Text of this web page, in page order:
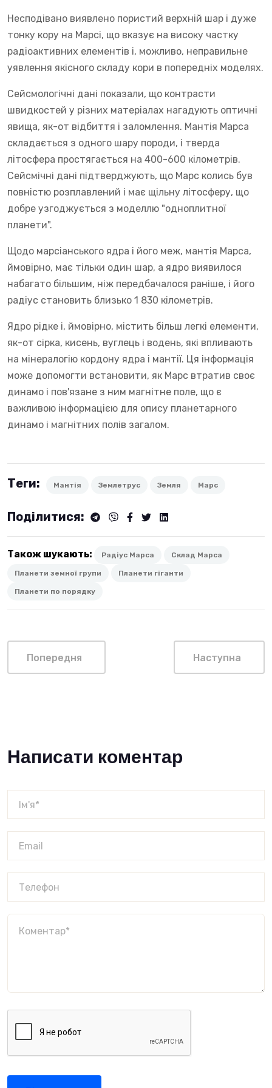
Несподівано виявлено пористий верхній шар і дуже
тонку кору на Марсі, що вказує на високу частку
радіоактивних елементів і, можливо, неправильне
уявлення якісного складу кори в попередніх моделях.
Сейсмологічні дані показали, що контрасти
швидкостей у різних матеріалах нагадують оптичні
явища, як-от відбиття і заломлення. Мантія Марса
складається з одного шару породи, і тверда
літосфера простягається на 400-600 кілометрів.
Сейсмічні дані підтверджують, що Марс колись був
повністю розплавлений і має щільну літосферу, що
добре узгоджується з моделлю "одноплитної
планети".
Щодо марсіанського ядра і його меж, мантія Марса,
ймовірно, має тільки один шар, а ядро виявилося
набагато більшим, ніж передбачалося раніше, і його
радіус становить близько 1 830 кілометрів.
Ядро рідке і, ймовірно, містить більш легкі елементи,
як-от сірка, кисень, вуглець і водень, які впливають
на мінералогію кордону ядра і мантії. Ця інформація
може допомогти встановити, як Марс втратив своє
динамо і пов'язане з ним магнітне поле, що є
важливою інформацією для опису планетарного
динамо і магнітних полів загалом.
Теги: Мантія Землетрус Земля Марс
Поділитися:
Також шукають: Радіус Марса Склад Марса
Планети земної групи Планети гіганти
Планети по порядку
Попередня Наступна
Написати коментар